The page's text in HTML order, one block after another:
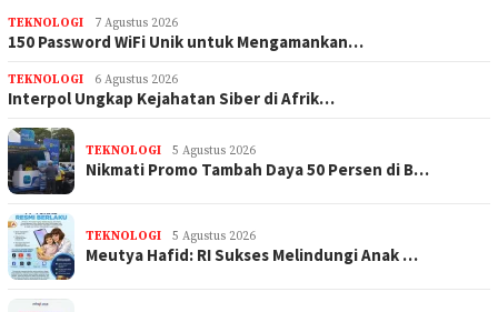
TEKNOLOGI 7 Agustus 2026
150 Password WiFi Unik untuk Mengamankan…
TEKNOLOGI 6 Agustus 2026
Interpol Ungkap Kejahatan Siber di Afrik…
TEKNOLOGI 5 Agustus 2026
Nikmati Promo Tambah Daya 50 Persen di B…
TEKNOLOGI 5 Agustus 2026
Meutya Hafid: RI Sukses Melindungi Anak …